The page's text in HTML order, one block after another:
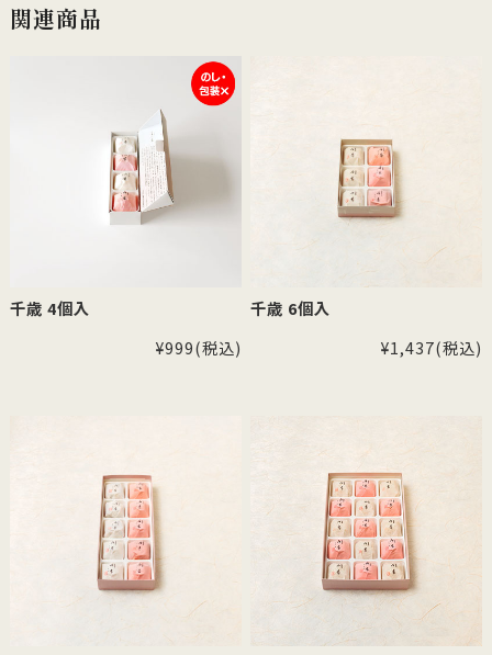
関連商品
千歳 4個入
¥999(税込)
千歳 6個入
¥1,437(税込)